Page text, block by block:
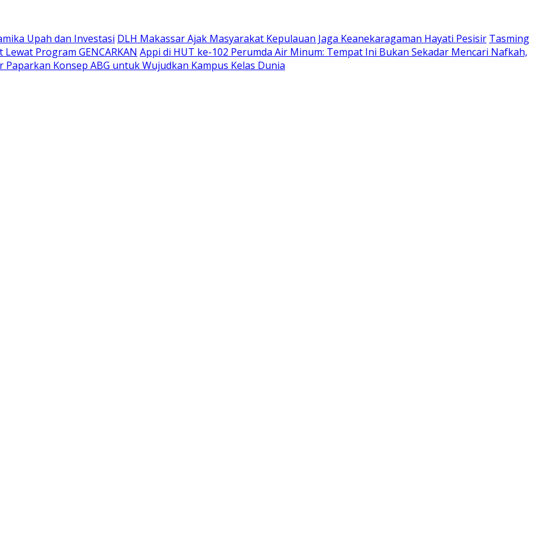
Upah dan Investasi DLH Makassar Ajak Masyarakat Kepulauan Jaga Keanekaragaman Hayati Pesisir Tasming
Program GENCARKAN Appi di HUT ke-102 Perumda Air Minum: Tempat Ini Bukan Sekadar Mencari Nafkah,
Konsep ABG untuk Wujudkan Kampus Kelas Dunia